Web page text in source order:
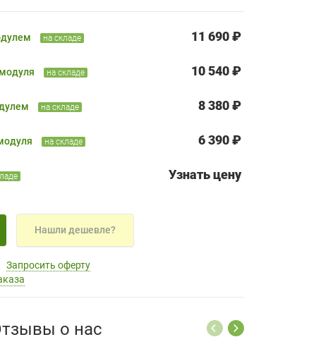
на складе 11 690 ₽
на складе 10 540 ₽
на складе 8 380 ₽
на складе 6 390 ₽
Узнать цену
Нашли дешевле?
Запросить оферту
о нас